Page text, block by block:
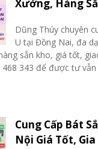
Xưởng, Hàng
Dũng Thúy chuyên
U tại Đồng Nai, đa
sẵn kho, giá tốt,
343 để được tư
Cung Cấp Bát
Nội Giá Tốt,